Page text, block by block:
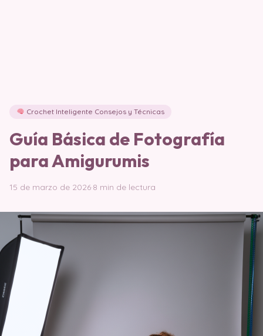
Crochet Inteligente Consejos y Técnicas
Guía Básica de Fotografía
para Amigurumis
15 de marzo de 2026·8 min de lectura